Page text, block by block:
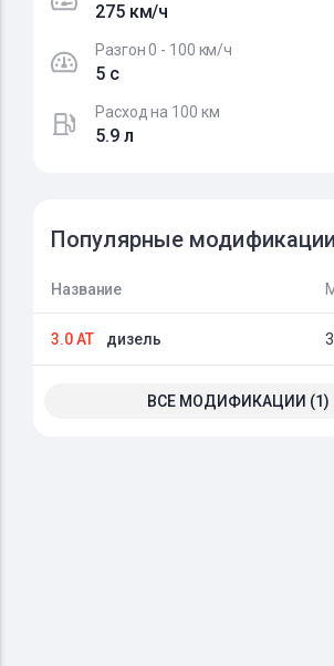
275 км/ч
Разгон 0 - 100 км/ч
5 c
Расход на 100 км
5.9 л
Популярные модификации
Название
3.0 AT дизель
ВСЕ МОДИФИКАЦИИ (1)